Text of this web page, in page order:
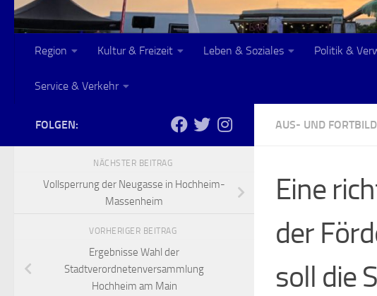
Region Kultur & Freizeit Leben & Soziales Politik &
Service & Verkehr
AUS- UND
Eine
der
soll die
FOLGEN:
NÄCHSTER BEITRAG
Vollsperrung der Neugasse in Hochheim-
Massenheim
VORHERIGER BEITRAG
Ergebnisse Wahl der
Stadtverordnetenversammlung
Hochheim am Main